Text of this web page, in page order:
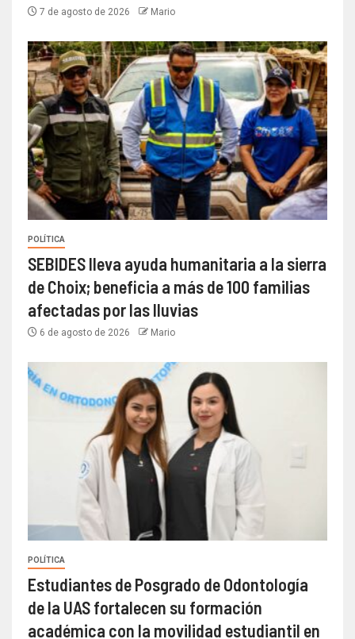
7 de agosto de 2026 Mario
POLÍTICA
SEBIDES lleva ayuda humanitaria a la sierra
de Choix; beneficia a más de 100 familias
afectadas por las lluvias
6 de agosto de 2026 Mario
POLÍTICA
Estudiantes de Posgrado de Odontología
de la UAS fortalecen su formación
académica con la movilidad estudiantil en